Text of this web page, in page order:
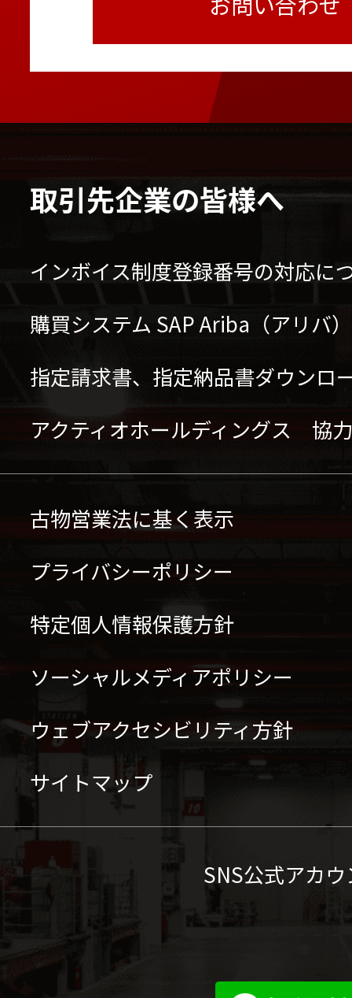
取引先企業の皆様へ
インボイス制度登録番号の対応に
購買システム SAP Ariba（アリバ
指定請求書、指定納品書ダウンロ
アクティオホールディングス 協
古物営業法に基く表示
プライバシーポリシー
特定個人情報保護方針
ソーシャルメディアポリシー
ウェブアクセシビリティ方針
サイトマップ
SNS公式アカ